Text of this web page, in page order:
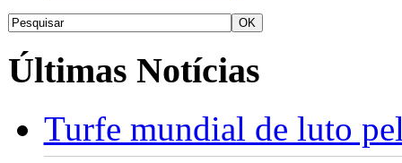
Últimas Notícias
Turfe mundial de luto